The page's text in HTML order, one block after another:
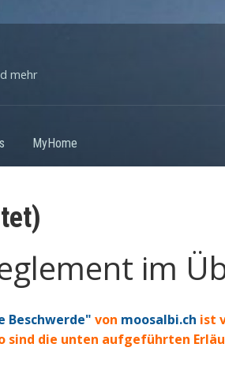
mehr
MyHome
im
Beschwerde" von moosalbi.ch ist
sind die unten aufgeführten